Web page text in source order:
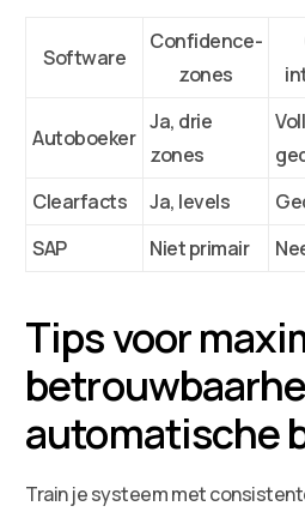
Software
Confidence-
zones
Autoboeker
Ja, drie
zones
Clearfacts Ja, levels
SAP
Niet primair
Tips voor
automatische
Train je systeem met